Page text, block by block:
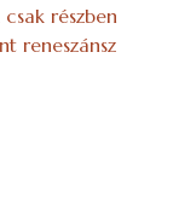
részben
reneszánsz